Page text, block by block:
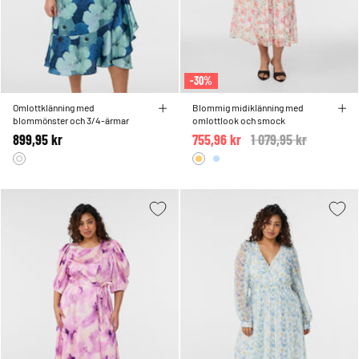
Omlottklänning med
blommönster och 3/4-ärmar
899,95 kr
-30%
Blommig midiklänning med
omlottlook och smock
Price reduced from
1 079,95 kr
755,96 kr